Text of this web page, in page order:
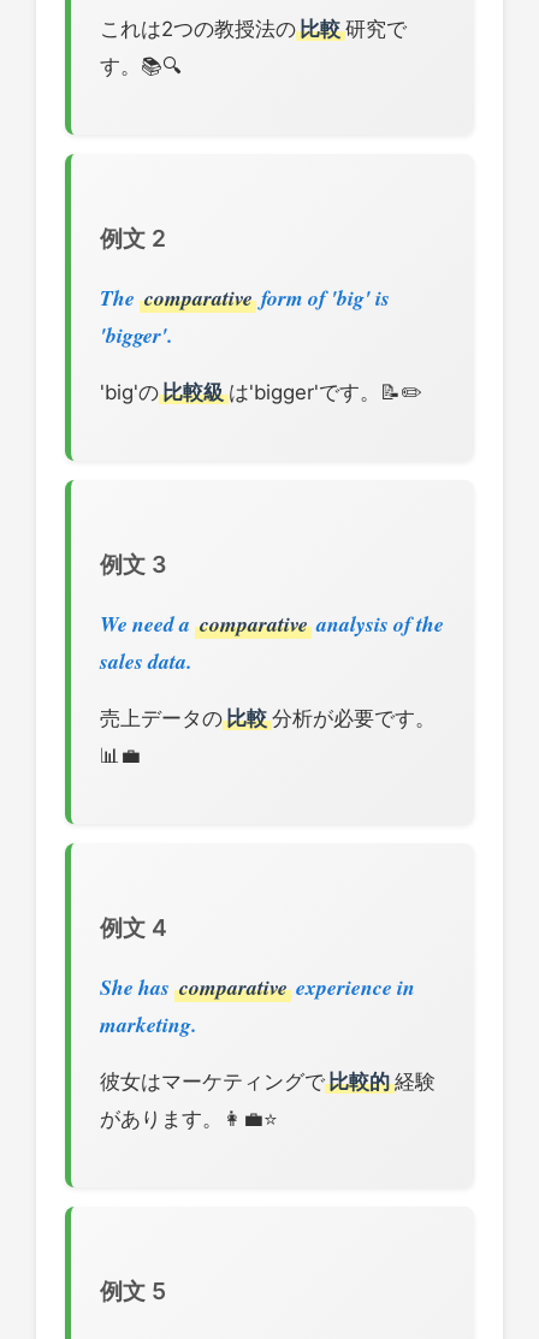
これは2つの教授法の比較研究で
す。📚🔍
例文 2
The comparative form of 'big' is
'bigger'.
'big'の比較級は'bigger'です。📝✏️
例文 3
We need a comparative analysis of the
sales data.
売上データの比較分析が必要です。
📊💼
例文 4
She has comparative experience in
marketing.
彼女はマーケティングで比較的経験
があります。👩‍💼⭐
例文 5